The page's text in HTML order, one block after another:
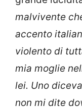
malvivente
accento
violento di
mia moglie
lei. Uno
non mi dite